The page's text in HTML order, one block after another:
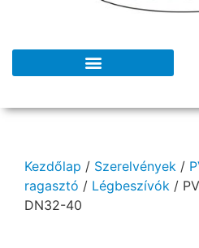
Kezdőlap / Szerelvények /
ragasztó / Légbeszívók /
DN32-40